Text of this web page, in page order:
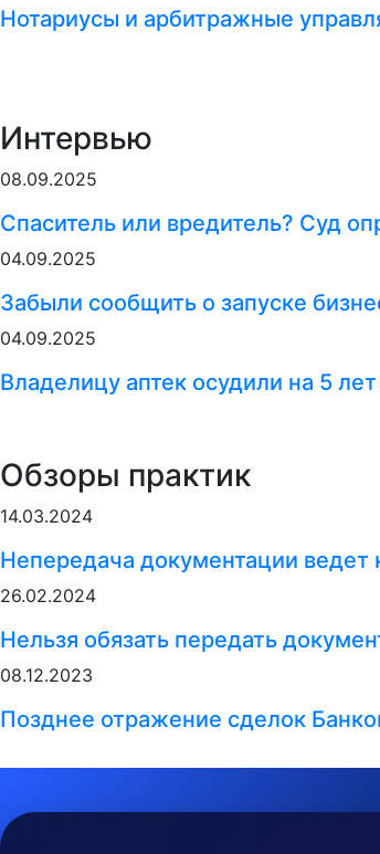
Нотариусы и арбитражные
Интервью
08.09.2025
Спаситель или вредитель? Суд
04.09.2025
Забыли сообщить о запуске
04.09.2025
Владелицу аптек осудили на 5
Обзоры практик
14.03.2024
Непередача документации ведет
26.02.2024
Нельзя обязать передать
08.12.2023
Позднее отражение сделок